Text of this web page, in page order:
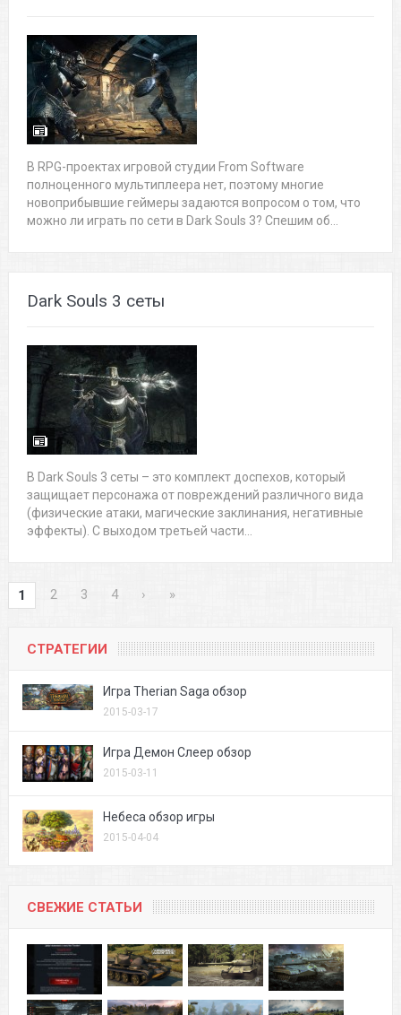
В RPG-проектах игровой студии From Software
полноценного мультиплеера нет, поэтому многие
новоприбывшие геймеры задаются вопросом о том, что
можно ли играть по сети в Dark Souls 3? Спешим об...
Dark Souls 3 сеты
В Dark Souls 3 сеты – это комплект доспехов, который
защищает персонажа от повреждений различного вида
(физические атаки, магические заклинания, негативные
эффекты). С выходом третьей части...
1 2 3 4 › »
СТРАТЕГИИ
Игра Therian Saga обзор
2015-03-17
Игра Демон Слеер обзор
2015-03-11
Небеса обзор игры
2015-04-04
СВЕЖИЕ СТАТЬИ